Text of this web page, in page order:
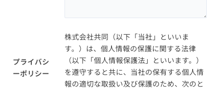
プライバシ
ーポリシー
株式会社共同（以下「当社」といいま
す。）は、個人情報の保護に関する法律
（以下「個人情報保護法」といいます。）
を遵守すると共に、当社の保有する個人情
報の適切な取扱い及び保護のため、次のと